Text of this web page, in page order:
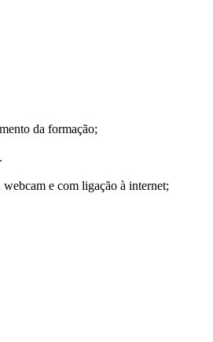
da formação;
e com ligação à internet;